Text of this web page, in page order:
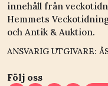
innehåll från
Hemmets
och Antik & Auktion.
ANSVARIG UTGIVARE:
Följ oss